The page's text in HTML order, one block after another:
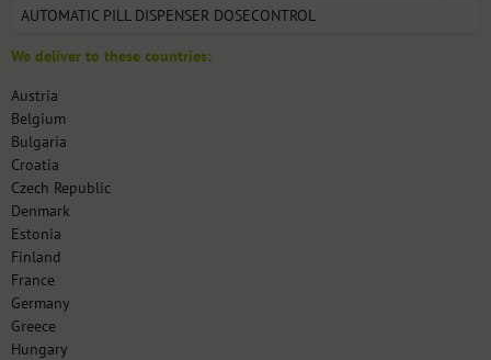
AUTOMATIC PILL DISPENSER DOSECONTROL
We deliver to these countries:
Austria
Belgium
Bulgaria
Croatia
Czech Republic
Denmark
Estonia
Finland
France
Germany
Greece
Hungary